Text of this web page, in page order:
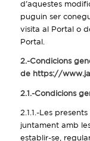
d’aquestes
puguin ser
visita al Portal o
Portal.
2.-Condicions
de https://
2.1.-Condicions
2.1.1.-Les
juntament amb
establir-se,